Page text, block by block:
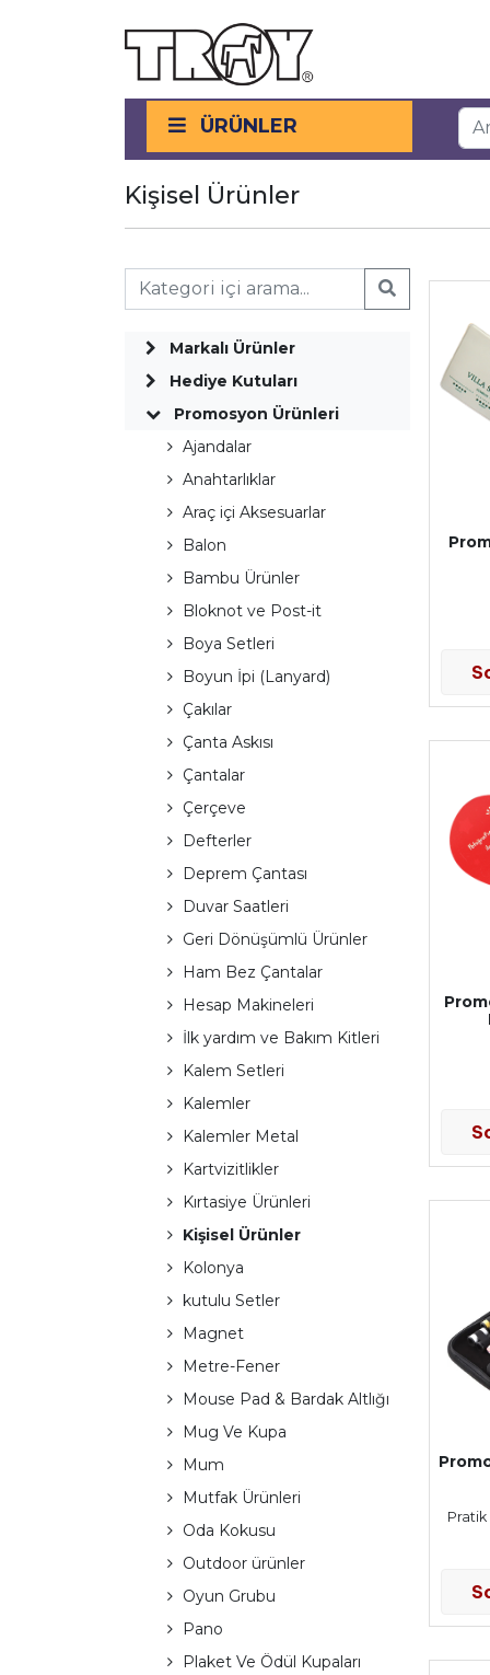
ÜRÜNLER
Kişisel Ürünler
Markalı Ürünler
Hediye Kutuları
Promosyon Ürünleri
Ajandalar
Anahtarlıklar
Araç içi Aksesuarlar
Balon
Bambu Ürünler
Bloknot ve Post-it
Boya Setleri
Boyun İpi (Lanyard)
Çakılar
Çanta Askısı
Çantalar
Çerçeve
Defterler
Deprem Çantası
Duvar Saatleri
Geri Dönüşümlü Ürünler
Ham Bez Çantalar
Hesap Makineleri
İlk yardım ve Bakım Kitleri
Kalem Setleri
Kalemler
Kalemler Metal
Kartvizitlikler
Kırtasiye Ürünleri
Kişisel Ürünler
Kolonya
kutulu Setler
Magnet
Metre-Fener
Mouse Pad & Bardak Altlığı
Mug Ve Kupa
Mum
Mutfak Ürünleri
Oda Kokusu
Outdoor ürünler
Oyun Grubu
Pano
Plaket Ve Ödül Kupaları
Pratik